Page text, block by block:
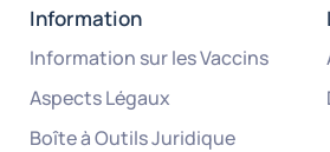
Information
Information sur les Vaccins
Aspects Légaux
Boîte à Outils Juridique